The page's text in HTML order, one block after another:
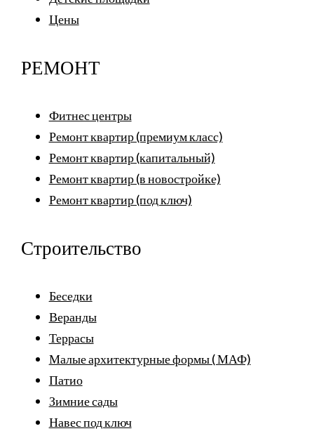
Цены
РЕМОНТ
Фитнес центры
Ремонт квартир (премиум класс)
Ремонт квартир (капитальный)
Ремонт квартир (в новостройке)
Ремонт квартир (под ключ)
Строительство
Беседки
Веранды
Террасы
Малые архитектурные формы ( МАФ)
Патио
Зимние сады
Навес под ключ